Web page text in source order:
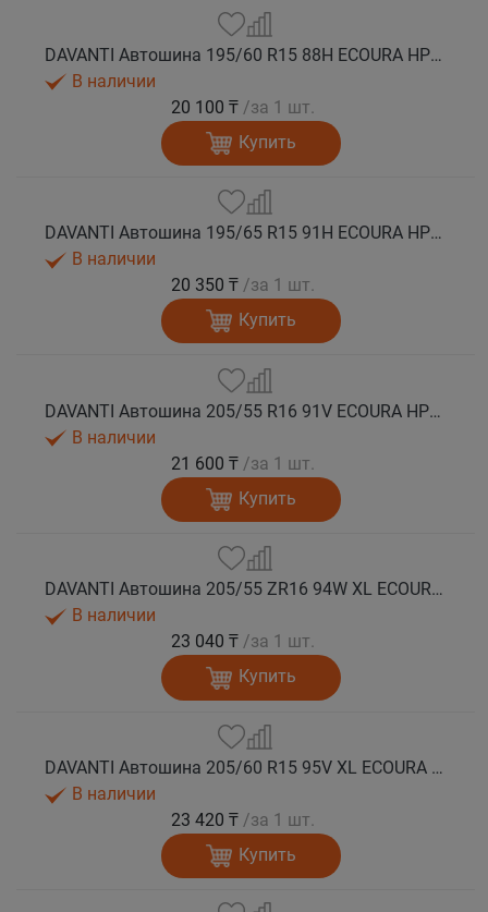
DAVANTI Автошина 195/60 R15 88H ECOURA HP1 лето
В наличии
20 100 ₸ /за 1 шт.
Купить
DAVANTI Автошина 195/65 R15 91H ECOURA HP1 лето
В наличии
20 350 ₸ /за 1 шт.
Купить
DAVANTI Автошина 205/55 R16 91V ECOURA HP1 лето
В наличии
21 600 ₸ /за 1 шт.
Купить
DAVANTI Автошина 205/55 ZR16 94W XL ECOURA HP1 лето
В наличии
23 040 ₸ /за 1 шт.
Купить
DAVANTI Автошина 205/60 R15 95V XL ECOURA HP1 лето
В наличии
23 420 ₸ /за 1 шт.
Купить